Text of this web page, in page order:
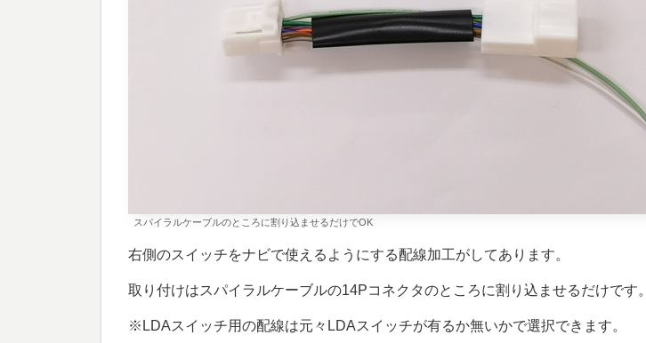
スパイラルケーブルのところに割り込ませるだけでOK
右側のスイッチをナビで使えるようにする配線加工がしてあります。
取り付けはスパイラルケーブルの14Pコネクタのところに割り込ませるだけです。
※LDAスイッチ用の配線は元々LDAスイッチが有るか無いかで選択できます。